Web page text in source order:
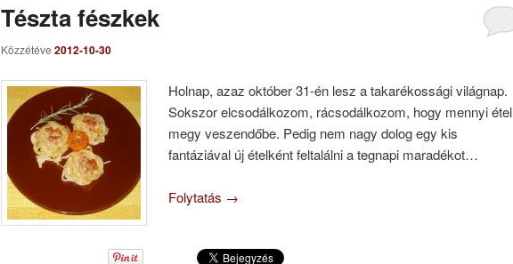
Tészta fészkek
Közzétéve 2012-10-30
Holnap, azaz október 31-én lesz a takarékossági világnap.
Sokszor elcsodálkozom, rácsodálkozom, hogy mennyi étel
megy veszendőbe. Pedig nem nagy dolog egy kis
fantáziával új ételként feltalálni a tegnapi maradékot…
Folytatás →